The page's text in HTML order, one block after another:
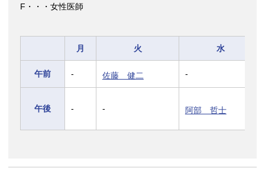
F・・・女性医師
月 火 水
午前 - 佐藤 健二 -
午後 - - 阿部 哲士